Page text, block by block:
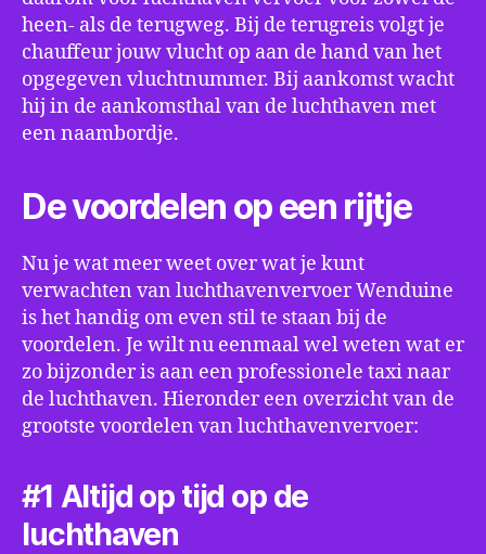
heen- als de terugweg. Bij de terugreis volgt je
chauffeur jouw vlucht op aan de hand van het
opgegeven vluchtnummer. Bij aankomst wacht
hij in de aankomsthal van de luchthaven met
een naambordje.
De voordelen op een rijtje
Nu je wat meer weet over wat je kunt
verwachten van luchthavenvervoer Wenduine
is het handig om even stil te staan bij de
voordelen. Je wilt nu eenmaal wel weten wat er
zo bijzonder is aan een professionele taxi naar
de luchthaven. Hieronder een overzicht van de
grootste voordelen van luchthavenvervoer:
#1 Altijd op tijd op de
luchthaven